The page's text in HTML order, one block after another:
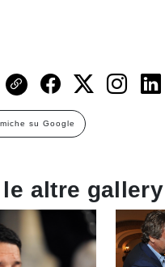
su Google
le altre